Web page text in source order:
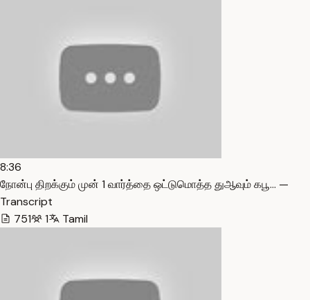
8:36
நோன்பு திறக்கும் முன் 1 வார்த்தை ஒட்டுமொத்த துஆவும் கபூ… —
Transcript
751
1 Tamil